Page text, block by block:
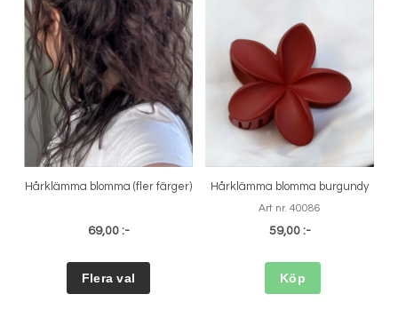
Hårklämma blomma (fler färger)
69,00 :-
Hårklämma blomma burgundy
Art nr. 40086
59,00 :-
Köp